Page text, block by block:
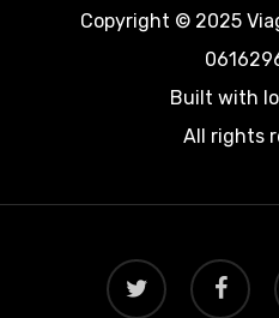
Copyright © 2025
Built with
All rights
twitter facebook